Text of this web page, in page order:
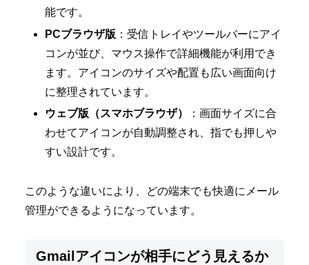
能です。
PCブラウザ版 ：受信トレイやツールバーにアイ
コンが並び、マウス操作で詳細機能が利用でき
ます。アイコンのサイズや配置も広い画面向け
に整理されています。
ウェブ版（スマホブラウザ）
：画面サイズに合
わせてアイコンが自動調整され、指でも押しや
すい設計です。
このような違いにより、どの端末でも快適にメール
管理ができるようになっています。
Gmailアイコンが相手にどう見えるか